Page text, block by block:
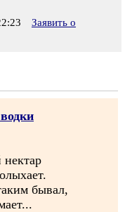
Заявить о
бывал,